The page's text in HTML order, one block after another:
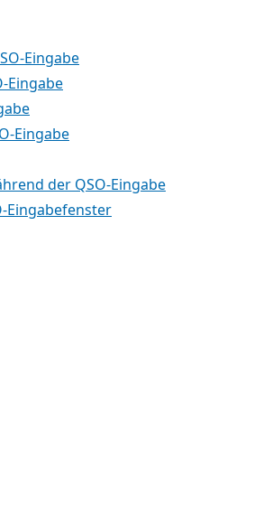
Eingabe
Eingabe
Eingabe
der QSO-Eingabe
Eingabefenster